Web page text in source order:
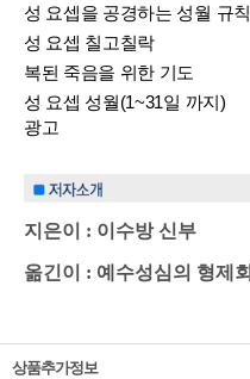
성 요셉을 공경하는 성월 규칙
성 요셉 칠고칠락
복된 죽음을 위한 기도
성 요셉 성월(1~31일 까지)
광고
지은이 : 이수방 신부
옮긴이 : 예수성심의 형제회
상품추가정보